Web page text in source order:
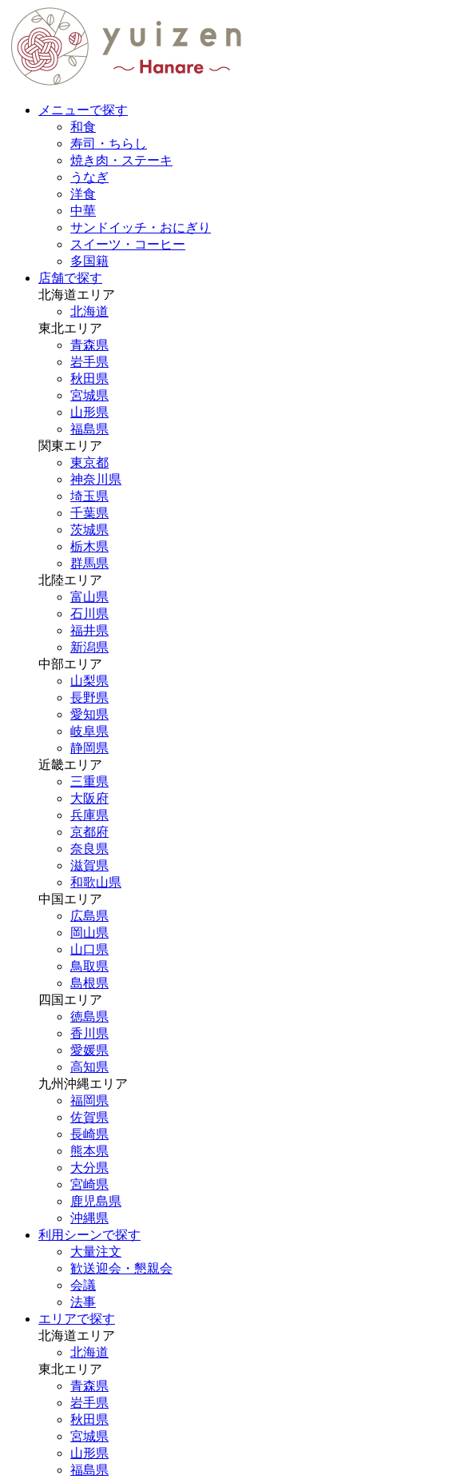
メニューで探す
和食
寿司・ちらし
焼き肉・ステーキ
うなぎ
洋食
中華
サンドイッチ・おにぎり
スイーツ・コーヒー
多国籍
店舗で探す
北海道エリア
北海道
東北エリア
青森県
岩手県
秋田県
宮城県
山形県
福島県
関東エリア
東京都
神奈川県
埼玉県
千葉県
茨城県
栃木県
群馬県
北陸エリア
富山県
石川県
福井県
新潟県
中部エリア
山梨県
長野県
愛知県
岐阜県
静岡県
近畿エリア
三重県
大阪府
兵庫県
京都府
奈良県
滋賀県
和歌山県
中国エリア
広島県
岡山県
山口県
鳥取県
島根県
四国エリア
徳島県
香川県
愛媛県
高知県
九州沖縄エリア
福岡県
佐賀県
長崎県
熊本県
大分県
宮崎県
鹿児島県
沖縄県
利用シーンで探す
大量注文
歓送迎会・懇親会
会議
法事
エリアで探す
北海道エリア
北海道
東北エリア
青森県
岩手県
秋田県
宮城県
山形県
福島県